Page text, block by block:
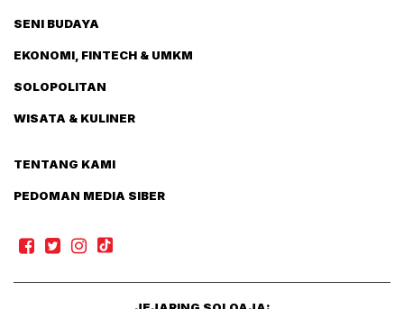
SENI BUDAYA
EKONOMI, FINTECH & UMKM
SOLOPOLITAN
WISATA & KULINER
TENTANG KAMI
PEDOMAN MEDIA SIBER